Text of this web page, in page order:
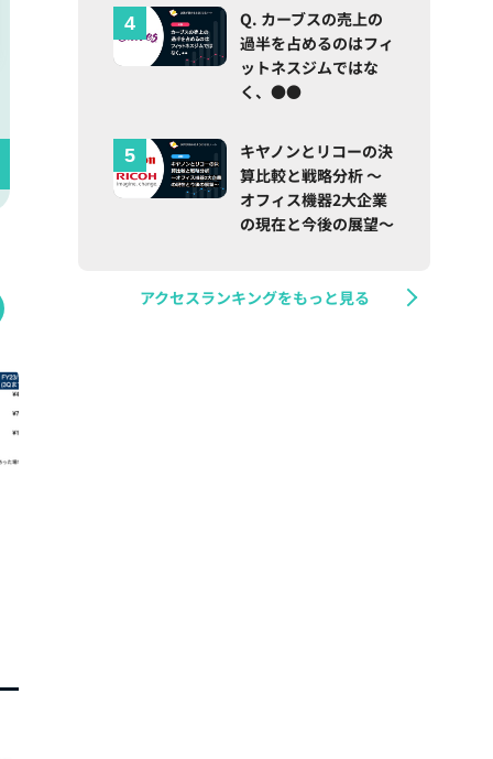
Q. カーブスの売上の
過半を占めるのはフィ
ットネスジムではな
く、●●
キヤノンとリコーの決
算比較と戦略分析 ～
オフィス機器2大企業
の現在と今後の展望～
アクセスランキングをもっと見る